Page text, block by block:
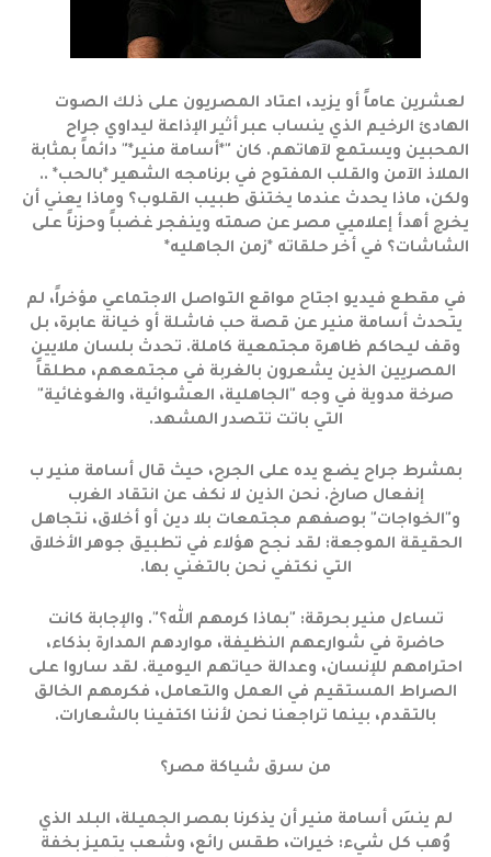
لعشرين عاماً أو يزيد، اعتاد المصريون على ذلك الصوت
الهادئ الرخيم الذي ينساب عبر أثير الإذاعة ليداوي جراح
المحبين ويستمع لآهاتهم. كان "*أسامة منير*" دائماً بمثابة
الملاذ الآمن والقلب المفتوح في برنامجه الشهير *بالحب* ..
ولكن، ماذا يحدث عندما يختنق طبيب القلوب؟ وماذا يعني أن
يخرج أهدأ إعلاميي مصر عن صمته وينفجر غضباً وحزناً على
الشاشات؟ في أخر حلقاته *زمن الجاهليه*
في مقطع فيديو اجتاح مواقع التواصل الاجتماعي مؤخراً، لم
يتحدث أسامة منير عن قصة حب فاشلة أو خيانة عابرة، بل
وقف ليحاكم ظاهرة مجتمعية كاملة. تحدث بلسان ملايين
المصريين الذين يشعرون بالغربة في مجتمعهم، مطلقاً
صرخة مدوية في وجه "الجاهلية، العشوائية، والغوغائية"
التي باتت تتصدر المشهد.
بمشرط جراح يضع يده على الجرح، حيث قال أسامة منير ب
إنفعال صارخ. نحن الذين لا نكف عن انتقاد الغرب
و"الخواجات" بوصفهم مجتمعات بلا دين أو أخلاق، نتجاهل
الحقيقة الموجعة: لقد نجح هؤلاء في تطبيق جوهر الأخلاق
التي نكتفي نحن بالتغني بها.
تساءل منير بحرقة: "بماذا كرمهم الله؟". والإجابة كانت
حاضرة في شوارعهم النظيفة، مواردهم المدارة بذكاء،
احترامهم للإنسان، وعدالة حياتهم اليومية. لقد ساروا على
الصراط المستقيم في العمل والتعامل، فكرمهم الخالق
بالتقدم، بينما تراجعنا نحن لأننا اكتفينا بالشعارات.
من سرق شياكة مصر؟
لم ينسَ أسامة منير أن يذكرنا بمصر الجميلة، البلد الذي
وُهب كل شيء: خيرات، طقس رائع، وشعب يتميز بخفة